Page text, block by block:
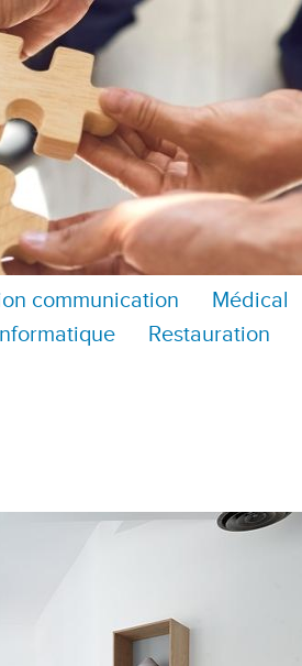
communication Médical
Restauration